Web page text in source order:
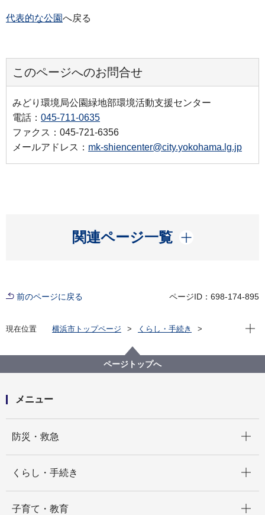
代表的な公園へ戻る
このページへのお問合せ
みどり環境局公園緑地部環境活動支援センター
電話： 045-711-0635
ファクス：045-721-6356
メールアドレス： mk-shiencenter@city.yokohama.lg.jp
関連ページ一覧
開く
前のページに戻る ページID：698-174-895
現在位置 横浜市トップページ
くらし・手続き
代表的な公園
横浜市児童遊園地（保土ケ谷区）
現在
ページトップへ
メニュー
防災・救急
くらし・手続き
子育て・教育